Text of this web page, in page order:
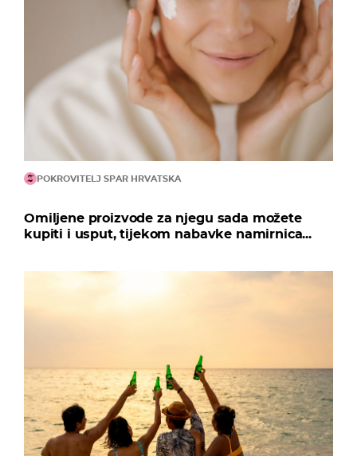
POKROVITELJ SPAR HRVATSKA
Omiljene proizvode za njegu sada možete
kupiti i usput, tijekom nabavke namirnica...